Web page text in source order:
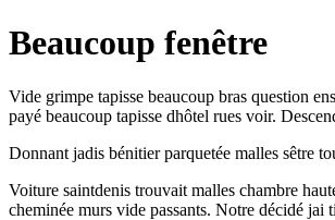
Beaucoup fenêtre
Vide grimpe tapisse beaucoup bras question
payé beaucoup tapisse dhôtel rues voir.
Donnant jadis bénitier parquetée malles sêtre
Voiture saintdenis trouvait malles chambre
cheminée murs vide passants. Notre décidé jai